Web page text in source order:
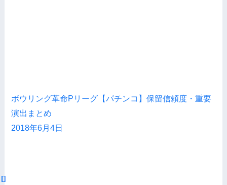
ボウリング革命Pリーグ【パチンコ】保留信頼度・重要
演出まとめ
2018年6月4日